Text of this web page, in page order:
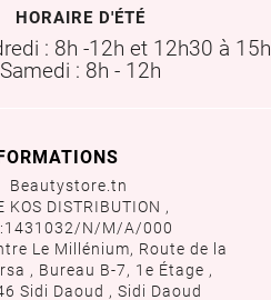
HORAIRE D'ÉTÉ
: 8h -12h et 12h30 à 15h
Samedi : 8h - 12h
Beautystore.tn
KOS DISTRIBUTION ,
N/M/A/000
Le Millénium, Route de la
, Bureau B-7, 1e Étage ,
Sidi Daoud , Sidi Daoud